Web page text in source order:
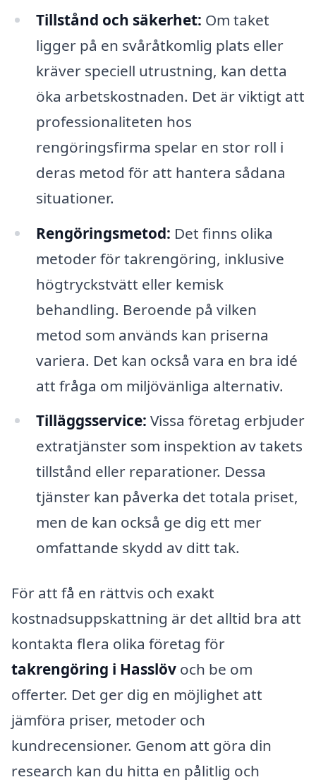
Tillstånd och säkerhet: Om taket
ligger på en svåråtkomlig plats eller
kräver speciell utrustning, kan detta
öka arbetskostnaden. Det är viktigt att
professionaliteten hos
rengöringsfirma spelar en stor roll i
deras metod för att hantera sådana
situationer.
Rengöringsmetod: Det finns olika
metoder för takrengöring, inklusive
högtryckstvätt eller kemisk
behandling. Beroende på vilken
metod som används kan priserna
variera. Det kan också vara en bra idé
att fråga om miljövänliga alternativ.
Tilläggsservice: Vissa företag erbjuder
extratjänster som inspektion av takets
tillstånd eller reparationer. Dessa
tjänster kan påverka det totala priset,
men de kan också ge dig ett mer
omfattande skydd av ditt tak.
För att få en rättvis och exakt
kostnadsuppskattning är det alltid bra att
kontakta flera olika företag för
takrengöring i Hasslöv och be om
offerter. Det ger dig en möjlighet att
jämföra priser, metoder och
kundrecensioner. Genom att göra din
research kan du hitta en pålitlig och